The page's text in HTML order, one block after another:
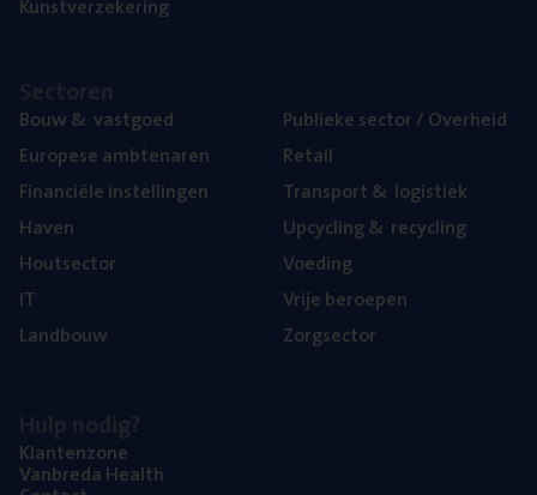
Bouw& vastgoed
Euro­pe­se ambtenaren
Finan­ci­ë­le instellingen
Haven
Hout­sec­tor
IT
Land­bouw
Publie­ke sec­tor / Overheid
Retail
Trans­port& logistiek
Upcy­cling& recycling
Voe­ding
Vrije beroe­pen
Zorg­sec­tor
Klan­ten­zo­ne
Van­b­re­da Health